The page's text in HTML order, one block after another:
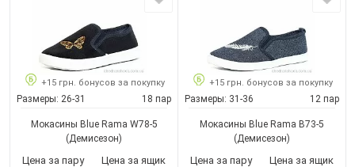
+15 грн. бонусов за покупку
Размеры: 26-31 18 пар
Мокасины Blue Rama W78-5
(Демисезон)
Цена за пару Цена за ящик
+15 грн. бонусов за покупку
Размеры: 31-36 12 пар
Мокасины Blue Rama B73-5
(Демисезон)
Цена за пару Цена за ящик